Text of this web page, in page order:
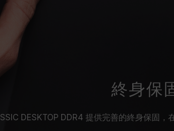
終身保
DESKTOP DDR4 提供完善的終身保固